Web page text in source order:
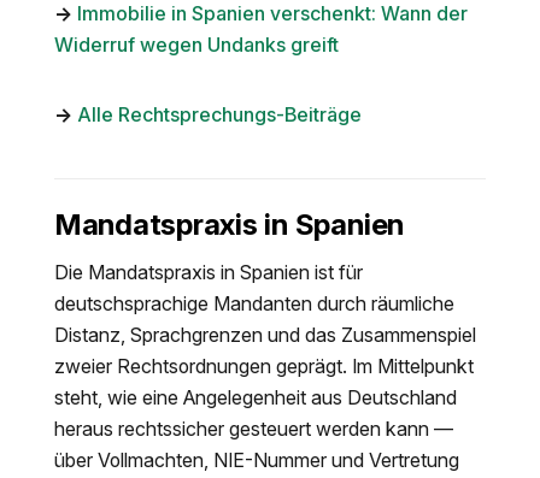
→ Immobilie in Spanien verschenkt: Wann der
Widerruf wegen Undanks greift
→ Alle Rechtsprechungs-Beiträge
Mandatspraxis in Spanien
Die Mandatspraxis in Spanien ist für
deutschsprachige Mandanten durch räumliche
Distanz, Sprachgrenzen und das Zusammenspiel
zweier Rechtsordnungen geprägt. Im Mittelpunkt
steht, wie eine Angelegenheit aus Deutschland
heraus rechtssicher gesteuert werden kann —
über Vollmachten, NIE-Nummer und Vertretung